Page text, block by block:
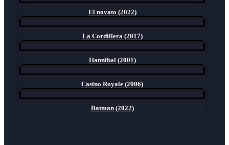
El novato (2022)
La Cordillera (2017)
Hannibal (2001)
Casino Royale (2006)
Batman (2022)